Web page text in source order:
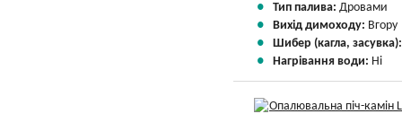
Тип палива: Дровами
Вихід димоходу: Вгору
Шибер (кагла,
Нагрівання води: Ні